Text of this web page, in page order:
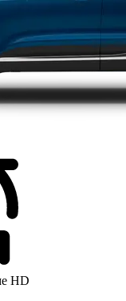
HD